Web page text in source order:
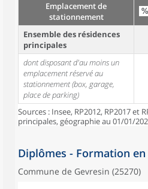
Emplacement de
stationnement
Ensemble des résidences
principales
dont disposant d'au moins un
emplacement réservé au
stationnement (box, garage,
place de parking)
Sources : Insee, RP2012, RP2017 et
principales, géographie au 01/01/
Diplômes - Formation en
Commune de Gevresin (25270)